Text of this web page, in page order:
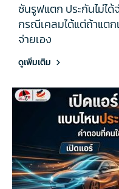
ซันรูฟแตก ประกันไม่ไ
กรณีเคลมได้แต่ถ้าแต
จ่ายเอง
ดูเพิ่มเติม